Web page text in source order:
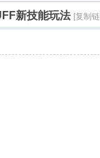
新技能玩法 [复制